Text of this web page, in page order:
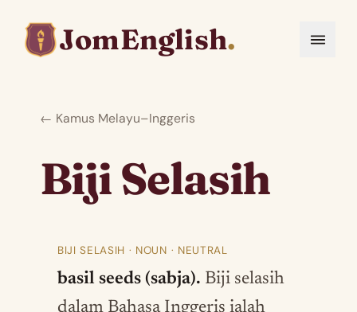
JomEnglish.
← Kamus Melayu–Inggeris
Biji Selasih
BIJI SELASIH · NOUN · NEUTRAL
basil seeds (sabja). Biji selasih
dalam Bahasa Inggeris ialah